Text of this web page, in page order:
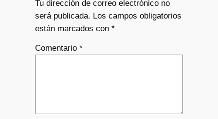
Tu dirección de correo electrónico no
será publicada. Los campos obligatorios
están marcados con *
Comentario *